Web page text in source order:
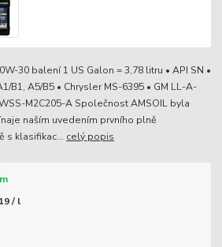
30 balení 1 US Galon = 3,78 litru • API SN •
B1, A5/B5 • Chrysler MS-6395 • GM LL-A-
M2C205-A Společnost AMSOIL byla
naším uvedením prvního plně
s klasifikac... celý popis
/ l